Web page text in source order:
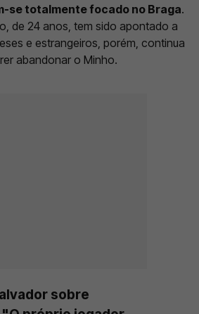
se totalmente focado no Braga.
de 24 anos, tem sido apontado a
e estrangeiros, porém, continua
abandonar o Minho.
sobre